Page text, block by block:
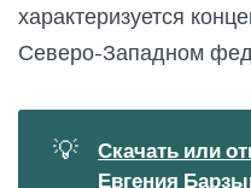
характеризуется
Северо-Западном
💡
Скачать или
Евгения